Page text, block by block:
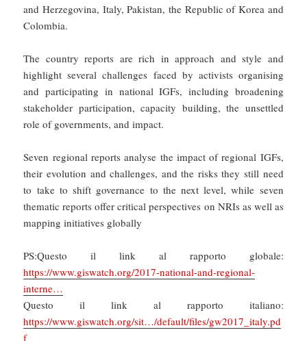
and Herzegovina, Italy, Pakistan, the Republic of Korea and
Colombia.
The country reports are rich in approach and style and
highlight several challenges faced by activists organising
and participating in national IGFs, including broadening
stakeholder participation, capacity building, the unsettled
role of governments, and impact.
Seven regional reports analyse the impact of regional IGFs,
their evolution and challenges, and the risks they still need
to take to shift governance to the next level, while seven
thematic reports offer critical perspectives on NRIs as well as
mapping initiatives globally
PS:Questo il link al rapporto globale:
https://www.giswatch.org/2017-national-and-regional-
interne…
Questo il link al rapporto italiano:
https://www.giswatch.org/sit…/default/files/gw2017_italy.pd
f